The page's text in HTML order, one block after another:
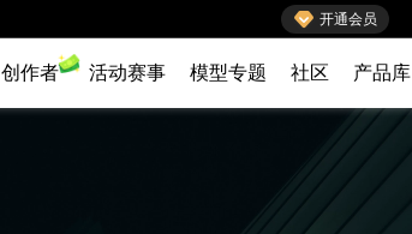
 开通会员
创作者 活动赛事 模型专题 社区 产品库